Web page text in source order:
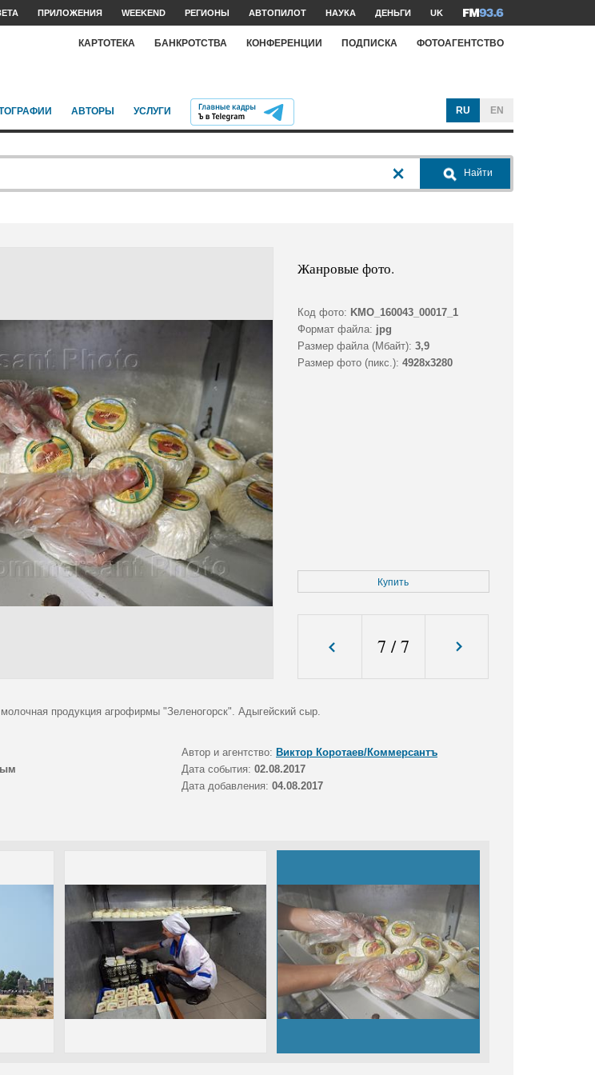
ПРИЛОЖЕНИЯ WEEKEND РЕГИОНЫ АВТОПИЛОТ НАУКА ДЕНЬГИ UK
КАРТОТЕКА БАНКРОТСТВА КОНФЕРЕНЦИИ ПОДПИСКА ФОТОАГЕНТСТВО
АВТОРЫ УСЛУГИ RU EN
Найти
Жанровые фото.
Код фото: KMO_160043_00017_1
Формат файла: jpg
Размер файла (Мбайт): 3,9
Размер фото (пикс.): 4928x3280
Купить
7 /7
продукция агрофирмы "Зеленогорск". Адыгейский сыр.
Автор и агентство: Виктор Коротаев/Коммерсантъ
Дата события: 02.08.2017
Дата добавления: 04.08.2017